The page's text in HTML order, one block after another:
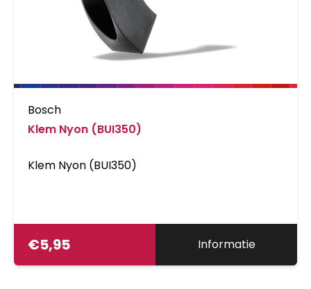
Bosch
Klem Nyon (BUI350)
Klem Nyon (BUI350)
€5,95 Informatie